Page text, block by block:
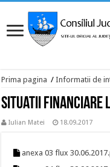
Prima pagina / Informatii de
Situatii financiare
Iulian Matei 18.09.2017
anexa 03 flux